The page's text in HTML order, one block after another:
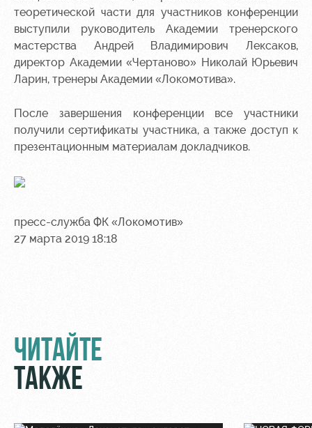
спортом
лояльности
Информация
для
болельщиков
теоретической части для участников конференции
выступили руководитель Академии тренерского
мастерства Андрей Владимирович Лексаков,
директор Академии «Чертаново» Николай Юрьевич
Ларин, тренеры Академии «Локомотива».
После завершения конференции все участники
получили сертификаты участника, а также доступ к
презентационным материалам докладчиков.
пресс-служба ФК «Локомотив»
27 марта 2019 18:18
ЧИТАЙТЕ
ТАКЖЕ